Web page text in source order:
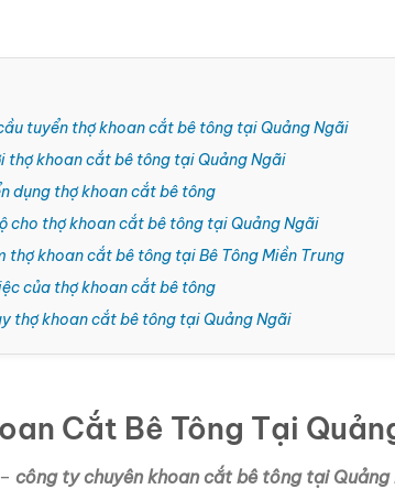
tuyển thợ khoan cắt bê tông tại Quảng Ngãi
thợ khoan cắt bê tông tại Quảng Ngãi
dụng thợ khoan cắt bê tông
cho thợ khoan cắt bê tông tại Quảng Ngãi
thợ khoan cắt bê tông tại Bê Tông Miền Trung
của thợ khoan cắt bê tông
thợ khoan cắt bê tông tại Quảng Ngãi
Cắt Bê Tông Tại
công ty chuyên khoan cắt bê tông tại Quảng